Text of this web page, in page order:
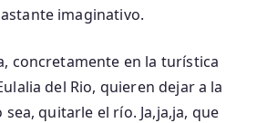
imaginativo.
concretamente en la turística
del Rio, quieren dejar a la
quitarle el río. Ja,ja,ja, que